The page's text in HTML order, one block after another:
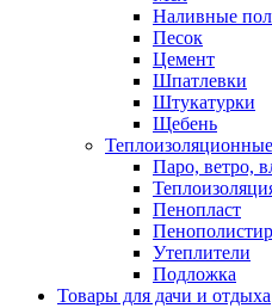
Наливные
Песок
Цемент
Шпатлевки
Штукатурки
Щебень
Паро, ветро,
Пенопласт
Утеплители
Подложка
Товары для дачи и отдыха